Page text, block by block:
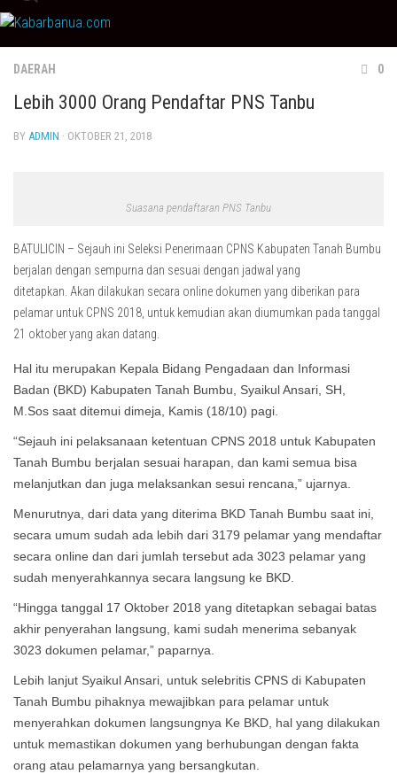
Skip
to
content
DAERAH 0
Lebih 3000 Orang Pendaftar PNS Tanbu
BY ADMIN · OKTOBER 21, 2018
Suasana pendaftaran PNS Tanbu
BATULICIN – Sejauh ini Seleksi Penerimaan CPNS Kabupaten Tanah Bumbu
berjalan dengan sempurna dan sesuai dengan jadwal yang
ditetapkan. Akan dilakukan secara online dokumen yang diberikan para
pelamar untuk CPNS 2018, untuk kemudian akan diumumkan pada tanggal
21 oktober yang akan datang.
Hal itu merupakan Kepala Bidang Pengadaan dan Informasi
Badan (BKD) Kabupaten Tanah Bumbu, Syaikul Ansari, SH,
M.Sos saat ditemui dimeja, Kamis (18/10) pagi.
“Sejauh ini pelaksanaan ketentuan CPNS 2018 untuk Kabupaten
Tanah Bumbu berjalan sesuai harapan, dan kami semua bisa
melanjutkan dan juga melaksankan sesui rencana,” ujarnya.
Menurutnya, dari data yang diterima BKD Tanah Bumbu saat ini,
secara umum sudah ada lebih dari 3179 pelamar yang mendaftar
secara online dan dari jumlah tersebut ada 3023 pelamar yang
sudah menyerahkannya secara langsung ke BKD.
“Hingga tanggal 17 Oktober 2018 yang ditetapkan sebagai batas
akhir penyerahan langsung, kami sudah menerima sebanyak
3023 dokumen pelamar,” paparnya.
Lebih lanjut Syaikul Ansari, untuk selebritis CPNS di Kabupaten
Tanah Bumbu pihaknya mewajibkan para pelamar untuk
menyerahkan dokumen langsungnya Ke BKD, hal yang dilakukan
untuk memastikan dokumen yang berhubungan dengan fakta
orang atau pelamarnya yang bersangkutan.